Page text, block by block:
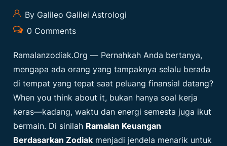
By Galileo Galilei Astrologi
0 Comments
Ramalanzodiak.org — Pernahkah Anda bertanya,
mengapa ada orang yang tampaknya selalu berada
di tempat yang tepat saat peluang finansial datang?
When you think about it, bukan hanya soal kerja
keras—kadang, waktu dan energi semesta juga ikut
bermain. Di sinilah Ramalan Keuangan
Berdasarkan Zodiak menjadi jendela menarik untuk